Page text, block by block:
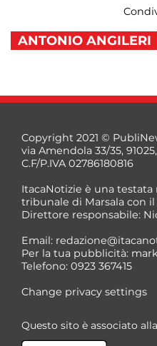
ANTONIO ANGILERI
Copyright 2021 ©
via Amendola 33/35,
C.F/P.IVA 02786180816
ItacaNotizie è una
tribunale di Marsala con il
Direttore responsabile:
Email:
Per la tua pubblicità:
Telefono: 0923 367415
Change privacy settings
Questo sito è associato alla